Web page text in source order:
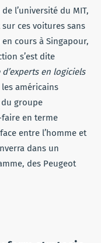
l’université du MIT,
ces voitures sans
cours à Singapour,
s’est dite
en logiciels
américains
groupe
en terme
entre l’homme et
dans un
des Peugeot